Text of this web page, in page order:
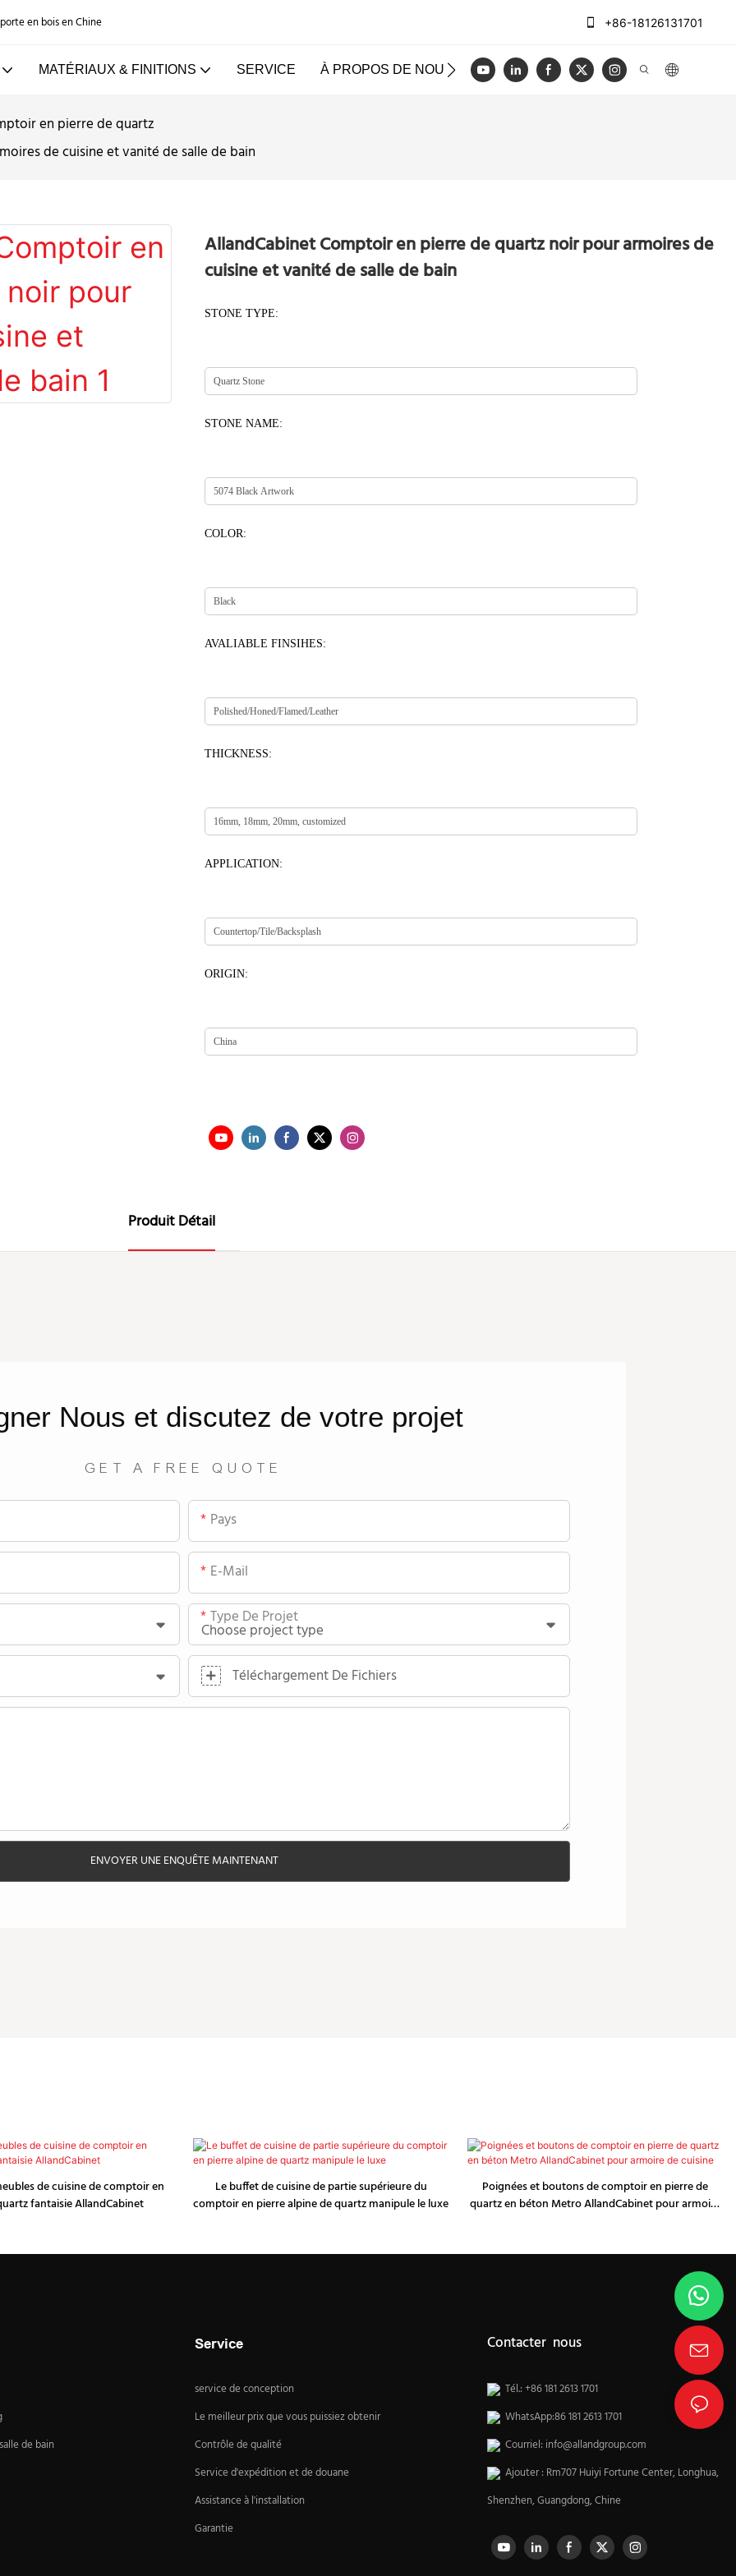
en bois en Chine +86-18126131701
MATÉRIAUX & FINITIONS SERVICE À PROPOS DE NOUS CAS BLOG VIDÉO NOUS
en pierre de quartz
de cuisine et vanité de salle de bain
AllandCabinet Comptoir en pierre de quartz noir pour armoires de
cuisine et vanité de salle de bain
STONE TYPE:
STONE NAME:
COLOR:
AVALIABLE FINSIHES:
THICKNESS:
APPLICATION:
ORIGIN:
Produit Détail
Nous et discutez de votre projet
GET A FREE QUOTE
Pays
E-Mail
Type De Projet
Téléchargement De Fichiers
ENVOYER UNE ENQUÊTE MAINTENANT
de cuisine de comptoir en
fantaisie AllandCabinet
Le buffet de cuisine de partie supérieure du
comptoir en pierre alpine de quartz manipule le luxe
Poignées et boutons de comptoir en pierre de
quartz en béton Metro AllandCabinet pour armoire
de bain
Service
service de conception
Le meilleur prix que vous puissiez obtenir
Contrôle de qualité
Service d'expédition et de douane
Assistance à l'installation
Garantie
Contacter nous
Tél.: +86 181 2613 1701
WhatsApp:86 181 2613 1701
Courriel: info@allandgroup.com
Ajouter : Rm707 Huiyi Fortune Center, Longhua,
Shenzhen, Guangdong, Chine